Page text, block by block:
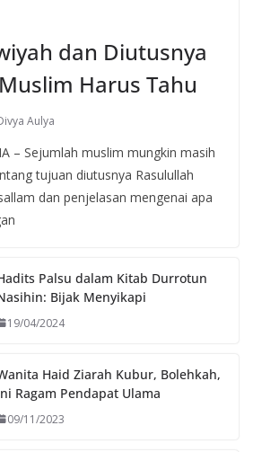
dan Diutusnya
Harus Tahu
Aulya
– Sejumlah muslim mungkin masih
tujuan diutusnya Rasulullah
dan penjelasan mengenai apa
Palsu dalam Kitab Durrotun
Bijak Menyikapi
19/04/2024
Haid Ziarah Kubur, Bolehkah,
Ragam Pendapat Ulama
09/11/2023